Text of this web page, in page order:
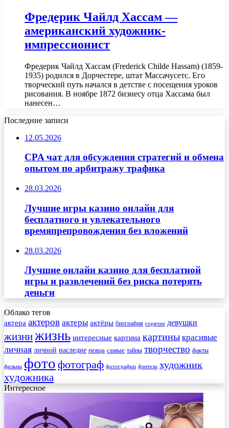
Фредерик Чайлд Хассам —
американский художник-
импрессионист
Фредерик Чайлд Хассам (Frederick Childe Hassam) (1859-
1935) родился в Дорчестере, штат Массачусетс. Его
творческий путь начался в детстве с посещения уроков
рисования. В ноябре 1872 бизнесу отца Хассама был
нанесен…
Последние записи
12.05.2026
CPA чат для обсуждения стратегий и обмена
опытом по арбитражу трафика
28.03.2026
Лучшие игры казино онлайн для
бесплатного и увлекательного
времяпрепровождения без вложений
28.03.2026
Лучшие онлайн казино для бесплатной
игры и развлечений без риска потерять
деньги
Облако тегов
актера актеров актеры актёры биография горячие девушки
жизнижизнь интересные картина картины красивые
личная личной наследие певца самые тайны творчество факты
фильма фото фотограф фотографии фэнтези художник
художника
Интересное